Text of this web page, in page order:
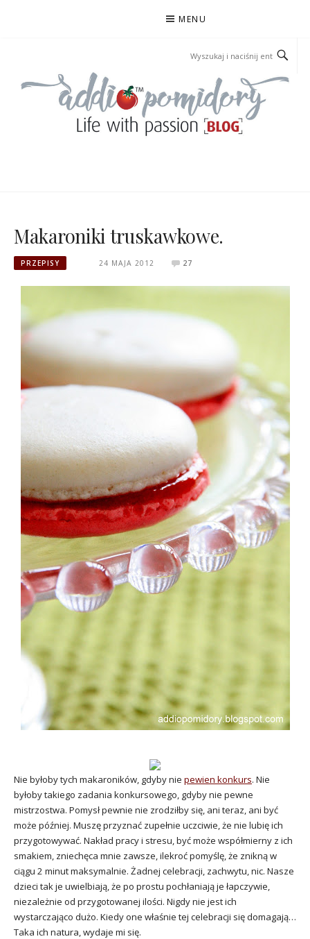
MENU
Makaroniki truskawkowe.
PRZEPISY 24 MAJA 2012 27
Nie byłoby tych makaroników, gdyby nie pewien konkurs. Nie
byłoby takiego zadania konkursowego, gdyby nie pewne
mistrzostwa. Pomysł pewnie nie zrodziłby się, ani teraz, ani być
może później. Muszę przyznać zupełnie uczciwie, że nie lubię ich
przygotowywać. Nakład pracy i stresu, być może współmierny z ich
smakiem, zniechęca mnie zawsze, ilekroć pomyślę, że znikną w
ciągu 2 minut maksymalnie. Żadnej celebracji, zachwytu, nic. Nasze
dzieci tak je uwielbiają, że po prostu pochłaniają je łapczywie,
niezależnie od przygotowanej ilości. Nigdy nie jest ich
wystarczająco dużo. Kiedy one właśnie tej celebracji się domagają…
Taka ich natura, wydaje mi się.